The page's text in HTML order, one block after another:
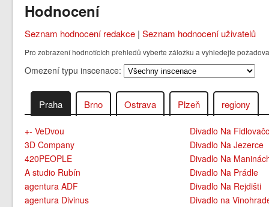
Hodnocení
Seznam hodnocení redakce |Seznam hodnocení uživatelů
Pro zobrazení hodnotících přehledů vyberte záložku a vyhledejte
Omezení typu inscenace:
Praha Brno Ostrava Plzeň regiony
+- VeDvou
3D Company
420PEOPLE
A studio Rubín
agentura ADF
agentura Divinus
Divadlo Na
Divadlo Na Jezerce
Divadlo Na
Divadlo Na Prádle
Divadlo Na Rejdišti
Divadlo na